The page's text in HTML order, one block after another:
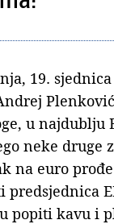
19.
u najdublju
neke druge
na euro
predsjednica
popiti kavu i